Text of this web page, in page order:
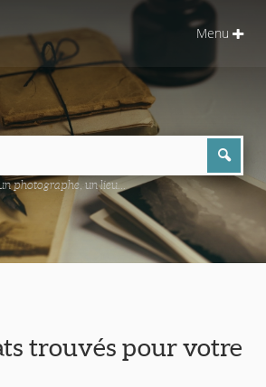
Menu
photographe, un lieu...
trouvés pour votre